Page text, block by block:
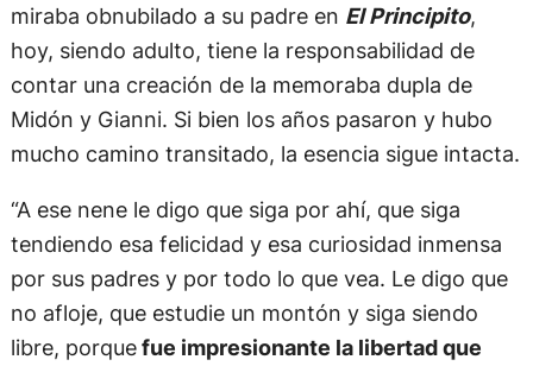
miraba obnubilado a su padre en El Principito,
hoy, siendo adulto, tiene la responsabilidad de
contar una creación de la memoraba dupla de
Midón y Gianni. Si bien los años pasaron y hubo
mucho camino transitado, la esencia sigue intacta.
“A ese nene le digo que siga por ahí, que siga
tendiendo esa felicidad y esa curiosidad inmensa
por sus padres y por todo lo que vea. Le digo que
no afloje, que estudie un montón y siga siendo
libre, porquefue impresionante la libertad que